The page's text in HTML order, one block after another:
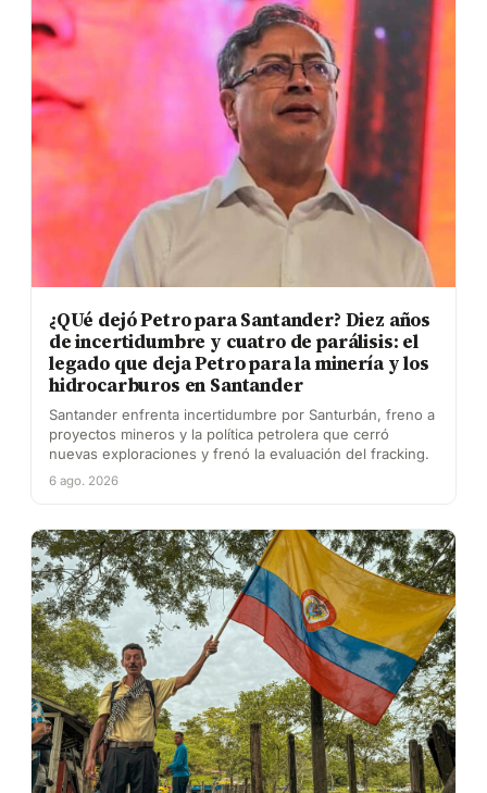
¿QUé dejó Petro para Santander? Diez años
de incertidumbre y cuatro de parálisis: el
legado que deja Petro para la minería y los
hidrocarburos en Santander
Santander enfrenta incertidumbre por Santurbán, freno a
proyectos mineros y la política petrolera que cerró
nuevas exploraciones y frenó la evaluación del fracking.
6 ago. 2026